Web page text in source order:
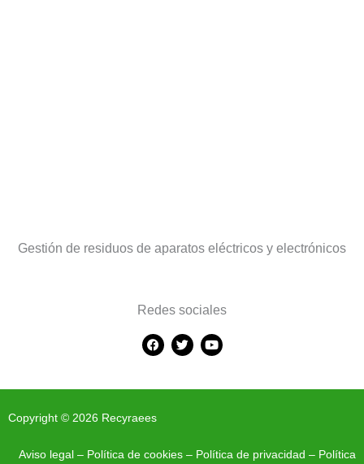
Gestión de residuos de aparatos eléctricos y electrónicos
Redes sociales
F
a
b
k
T
w
t
Y
o
u
Copyright © 2026 Recyraees
Aviso legal – Política de cookies – Política de privacidad – Política